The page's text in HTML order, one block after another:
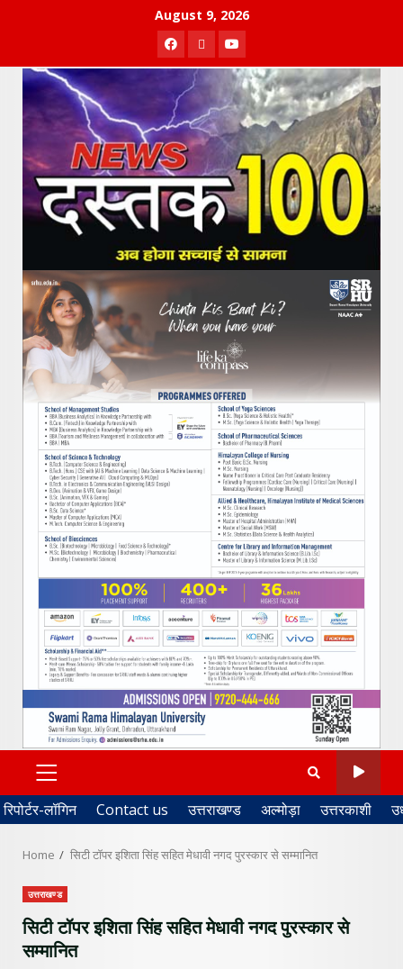
August 9, 2026
Facebook
TwitterYoutube
PRIMARY
MENU
रिपोर्टर-लॉगिन Contact us उत्तराखण्ड अल्मोड़ा उत्तरकाशी
Home सिटी टॉपर इशिता सिंह सहित मेधावी नगद पुरस्कार से सम्मानित
उत्तराखण्ड
सिटी टॉपर इशिता सिंह सहित मेधावी नगद पुरस्कार से
सम्मानित